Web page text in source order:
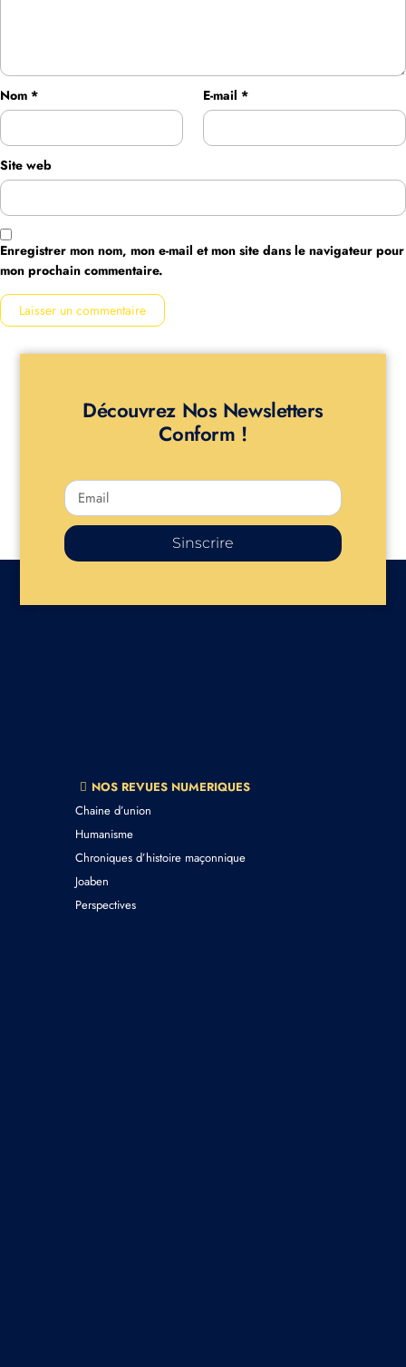
Nom * E-mail *
Site web
Enregistrer mon nom, mon e-mail et mon site dans le navigateur pour
mon prochain commentaire.
Découvrez Nos Newsletters
Conform !
Sinscrire
NOS REVUES NUMERIQUES
Chaine d’union
Humanisme
Chroniques d’histoire maçonnique
Joaben
Perspectives